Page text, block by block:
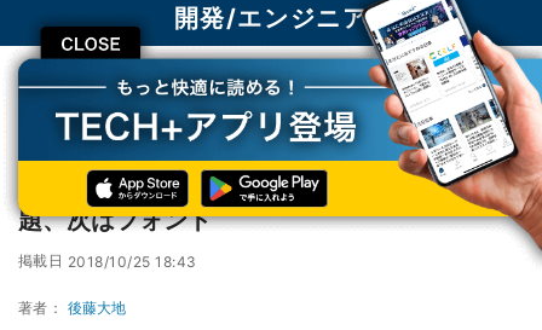
CLOSE
開発/エンジニア
TECH+ 企業IT
開発/エンジニア
10月のWindows 10アップデートにさらに問題、次はフォント
10月のWindows 10アップデートにさらに問
題、次はフォント
掲載日 2018/10/25 18:43
著者： 後藤大地